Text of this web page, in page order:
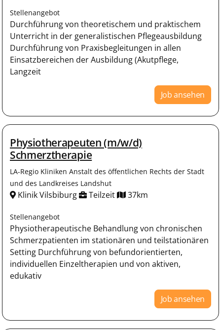
Stellenangebot
Durchführung von theoretischem und praktischem
Unterricht in der generalistischen Pflegeausbildung
Durchführung von Praxisbegleitungen in allen
Einsatzbereichen der Ausbildung (Akutpflege,
Langzeit
Job ansehen
Physiotherapeuten (m/w/d)
Schmerztherapie
LA-Regio Kliniken Anstalt des öffentlichen Rechts der Stadt
und des Landkreises Landshut
Klinik Vilsbiburg Teilzeit 37km
Stellenangebot
Physiotherapeutische Behandlung von chronischen
Schmerzpatienten im stationären und teilstationären
Setting Durchführung von befundorientierten,
individuellen Einzeltherapien und von aktiven,
edukativ
Job ansehen